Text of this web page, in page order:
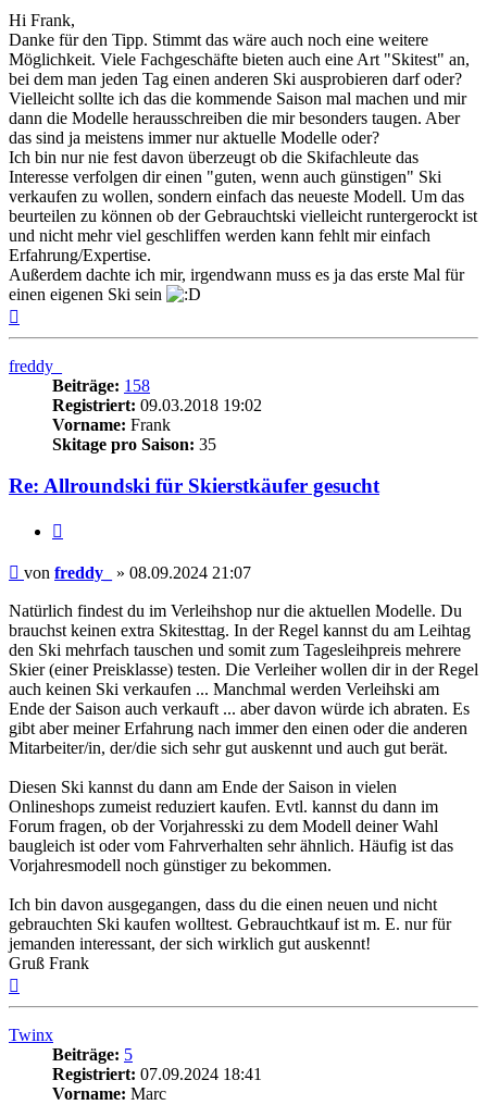
Hi Frank,
Danke für den Tipp. Stimmt das wäre auch noch eine weitere
Möglichkeit. Viele Fachgeschäfte bieten auch eine Art "Skitest" an,
bei dem man jeden Tag einen anderen Ski ausprobieren darf oder?
Vielleicht sollte ich das die kommende Saison mal machen und mir
dann die Modelle herausschreiben die mir besonders taugen. Aber
das sind ja meistens immer nur aktuelle Modelle oder?
Ich bin nur nie fest davon überzeugt ob die Skifachleute das
Interesse verfolgen dir einen "guten, wenn auch günstigen" Ski
verkaufen zu wollen, sondern einfach das neueste Modell. Um das
beurteilen zu können ob der Gebrauchtski vielleicht runtergerockt ist
und nicht mehr viel geschliffen werden kann fehlt mir einfach
Erfahrung/Expertise.
Außerdem dachte ich mir, irgendwann muss es ja das erste Mal für
einen eigenen Ski sein
freddy_
Beiträge: 158
Registriert: 09.03.2018 19:02
Vorname: Frank
Skitage pro Saison: 35
Re: Allroundski für Skierstkäufer gesucht
Beitrag
von freddy_ » 08.09.2024 21:07
Natürlich findest du im Verleihshop nur die aktuellen Modelle. Du
brauchst keinen extra Skitesttag. In der Regel kannst du am Leihtag
den Ski mehrfach tauschen und somit zum Tagesleihpreis mehrere
Skier (einer Preisklasse) testen. Die Verleiher wollen dir in der Regel
auch keinen Ski verkaufen ... Manchmal werden Verleihski am
Ende der Saison auch verkauft ... aber davon würde ich abraten. Es
gibt aber meiner Erfahrung nach immer den einen oder die anderen
Mitarbeiter/in, der/die sich sehr gut auskennt und auch gut berät.
Diesen Ski kannst du dann am Ende der Saison in vielen
Onlineshops zumeist reduziert kaufen. Evtl. kannst du dann im
Forum fragen, ob der Vorjahresski zu dem Modell deiner Wahl
baugleich ist oder vom Fahrverhalten sehr ähnlich. Häufig ist das
Vorjahresmodell noch günstiger zu bekommen.
Ich bin davon ausgegangen, dass du die einen neuen und nicht
gebrauchten Ski kaufen wolltest. Gebrauchtkauf ist m. E. nur für
jemanden interessant, der sich wirklich gut auskennt!
Gruß Frank
Twinx
Beiträge: 5
Registriert: 07.09.2024 18:41
Vorname: Marc